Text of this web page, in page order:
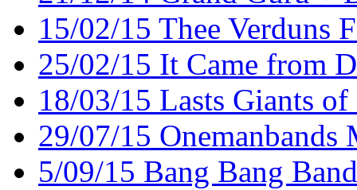
15/02/15 Thee Verduns
25/02/15 It Came from
18/03/15 Lasts Giants
29/07/15 Onemanbands
5/09/15 Bang Bang